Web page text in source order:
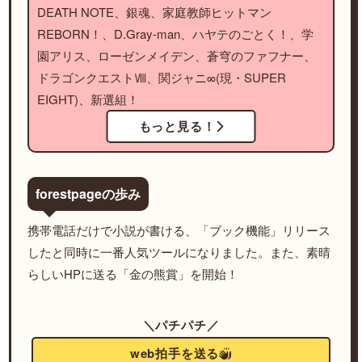
DEATH NOTE、銀魂、家庭教師ヒットマン
REBORN！、D.Gray-man、ハヤテのごとく！、学
園アリス、ローゼンメイデン、蒼穹のファフナー、
ドラゴンクエストⅧ、関ジャニ∞(現・SUPER
EIGHT)、新選組！
もっと見る！
forestpageの歩み
携帯電話だけで小説が書ける、「ブック機能」リリース
したと同時に一番人気ツールになりました。また、素晴
らしいHPに送る「金の熊賞」を開始！
＼パチパチ／
web拍手を送る